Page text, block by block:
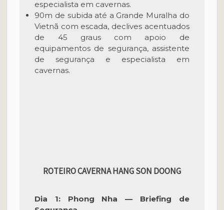
especialista em cavernas.
90m de subida até a Grande Muralha do
Vietnã com escada, declives acentuados
de 45 graus com apoio de
equipamentos de segurança, assistente
de segurança e especialista em
cavernas.
ROTEIRO CAVERNA HANG SON DOONG
Dia 1: Phong Nha — Briefing de